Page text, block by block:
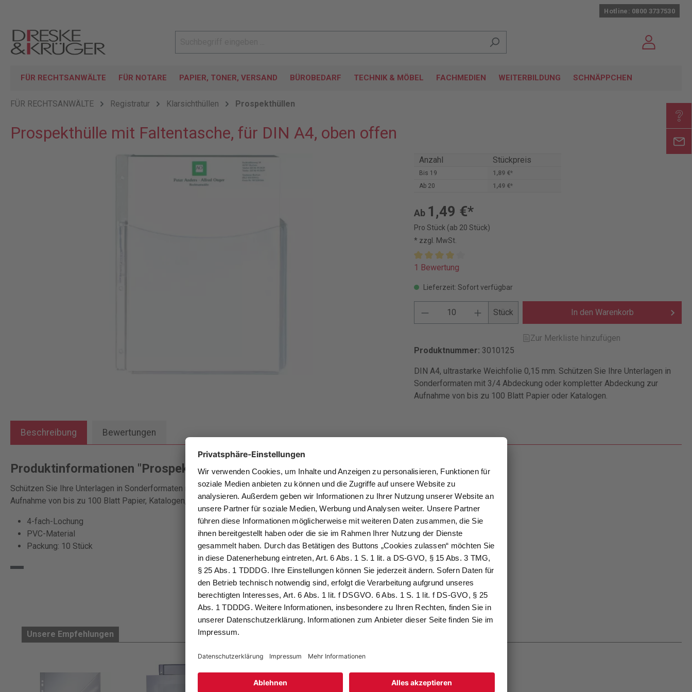
Hotline: 0800 3737530
FÜR RECHTSANWÄLTE FÜR NOTARE PAPIER, TONER, VERSAND BÜROBEDARF TECHNIK & MÖBEL FACHMEDIEN WEITERBILDUNG SCHNÄPPCHEN
FÜR RECHTSANWÄLTE Registratur Klarsichthüllen Prospekthüllen
Prospekthülle mit Faltentasche, für DIN A4, oben offen
Anzahl Stückpreis
Bis 19
1,89 €*
Ab 20 1,49 €*
Ab 1,49 €*
Pro Stück (ab 20 Stück)
* zzgl. MwSt.
1 Bewertung
Lieferzeit: Sofort verfügbar
Stück In den Warenkorb
Zur Merkliste hinzufügen
Produktnummer: 3010125
DIN A4, ultrastarke Weichfolie 0,15 mm. Schützen Sie Ihre Unterlagen in
Sonderformaten mit 3/4 Abdeckung oder kompletter Abdeckung zur
Aufnahme von bis zu 100 Blatt Papier oder Katalogen.
Beschreibung Bewertungen
Produktinformationen "Prospekthülle mit Faltentasche, für DIN A4, oben offen"
Schützen Sie Ihre Unterlagen in Sonderformaten mit 3/4 Abdeckung oder kompletter Abdeckung zur
Aufnahme von bis zu 100 Blatt Papier, Katalogen, Akten oder Prospekte.
4-fach-Lochung
PVC-Material
Packung: 10 Stück
Unsere Empfehlungen